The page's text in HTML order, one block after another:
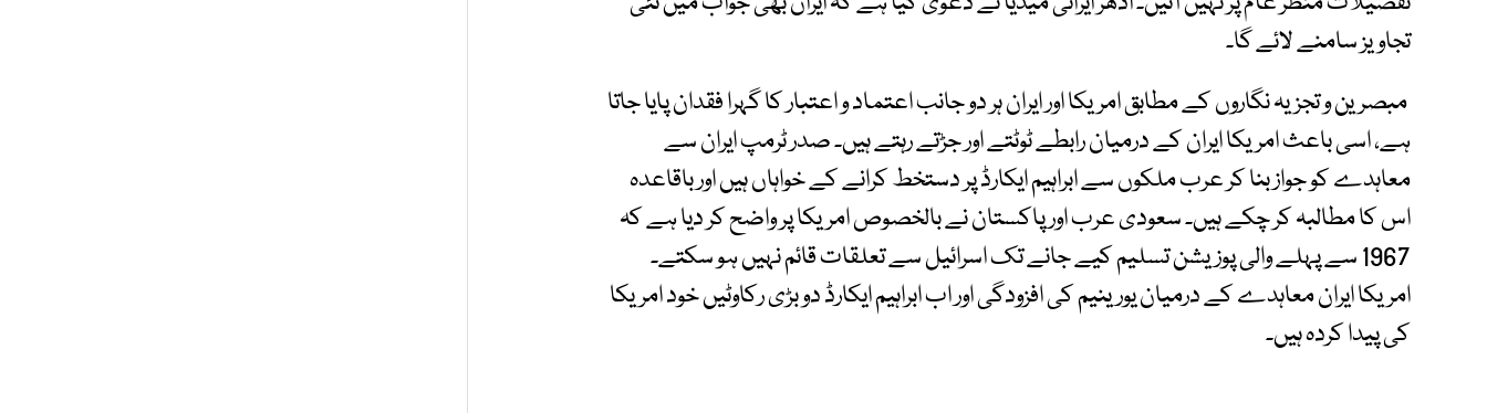
تجاویز سامنے لائے گا۔
مبصرین و تجزیہ نگاروں کے مطابق امریکا اور ایران ہر دو جانب اعتماد و اعتبار کا گہرا فقدان پایا جاتا
ہے، اسی باعث امریکا ایران کے درمیان رابطے ٹوٹتے اور جڑتے رہتے ہیں۔ صدر ٹرمپ ایران سے
معاہدے کو جواز بنا کر عرب ملکوں سے ابراہیم ایکارڈ پر دستخط کرانے کے خواہاں ہیں اور باقاعدہ
اس کا مطالبہ کر چکے ہیں۔ سعودی عرب اور پاکستان نے بالخصوص امریکا پر واضح کر دیا ہے کہ
1967 سے پہلے والی پوزیشن تسلیم کیے جانے تک اسرائیل سے تعلقات قائم نہیں ہو سکتے۔
امریکا ایران معاہدے کے درمیان یورینیم کی افزودگی اور اب ابراہیم ایکارڈ دو بڑی رکاوٹیں خود امریکا
کی پیدا کردہ ہیں۔